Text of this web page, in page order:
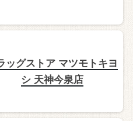
ッグストア マツモトキヨ
シ 天神今泉店